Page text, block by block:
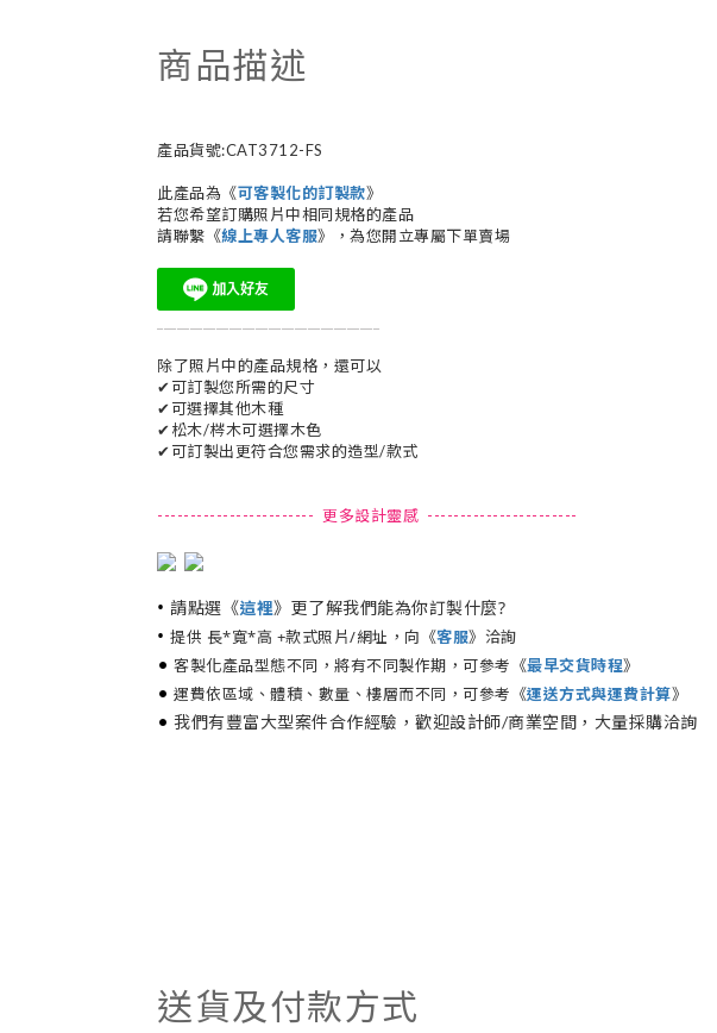
商品描述
產品貨號:CAT3712-FS
此產品為《可客製化的訂製款》
若您希望訂購照片中相同規格的產品
請聯繫《線上專人客服》，為您開立專屬下單賣場
除了照片中的產品規格，還可以
✔可訂製您所需的尺寸
✔可選擇其他木種
✔松木/梣木可選擇木色
✔可訂製出更符合您需求的造型/款式
------------------------ 更多設計靈感 -----------------------
• 請點選《這裡》更了解我們能為你訂製什麼?
• 提供 長*寬*高 +款式照片/網址，向《客服》洽詢
• 客製化產品型態不同，將有不同製作期，可參考《最早交貨時程》
• 運費依區域、體積、數量、樓層而不同，可參考《運送方式與運費計算》
• 我們有豐富大型案件合作經驗，歡迎設計師/商業空間，大量採購洽詢
送貨及付款方式